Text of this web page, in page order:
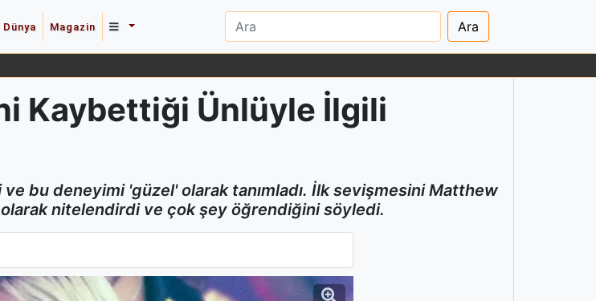
Dünya Magazin Ara
Kaybettiği Ünlüyle İlgili
bu deneyimi 'güzel' olarak tanımladı. İlk sevişmesini Matthew
nitelendirdi ve çok şey öğrendiğini söyledi.
İlgili Samimi İtirafta Bulundu